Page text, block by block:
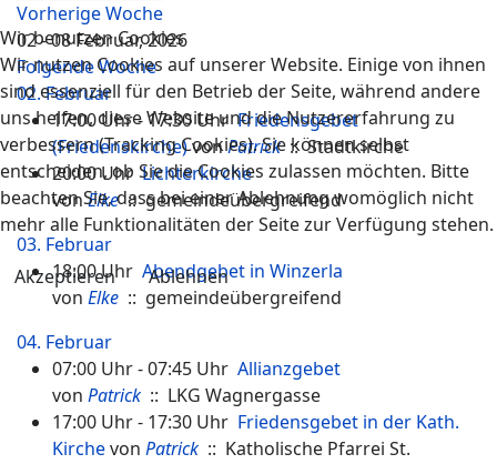
Vorherige Woche
02 - 08 Februar, 2026
Folgende Woche
02. Februar
17:00 Uhr - 17:30 UhrFriedensgebet
(Friedenskirche)vonPatrick:: Stadtkirche
20:00 UhrLichterkirche
von Elke:: gemeindeübergreifend
03. Februar
18:00 Uhr Abendgebet in Winzerla
von Elke :: gemeindeübergreifend
04. Februar
07:00 Uhr - 07:45 Uhr Allianzgebet
von Patrick :: LKG Wagnergasse
17:00 Uhr - 17:30 Uhr Friedensgebet in der Kath.
Kirchevon Patrick :: Katholische Pfarrei St.
Wir benutzen Cookies
Wir nutzen Cookies auf unserer Website. Einige von ihnen
sind essenziell für den Betrieb der Seite, während andere
uns helfen, diese Website und die Nutzererfahrung zu
verbessern (Tracking Cookies). Sie können selbst
entscheiden, ob Sie die Cookies zulassen möchten. Bitte
beachten Sie, dass bei einer Ablehnung womöglich nicht
mehr alle Funktionalitäten der Seite zur Verfügung stehen.
Akzeptieren Ablehnen